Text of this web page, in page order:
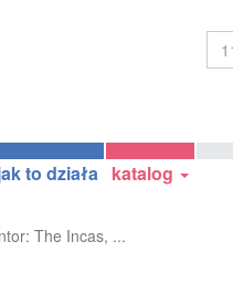
to działa katalog
The Incas, ...